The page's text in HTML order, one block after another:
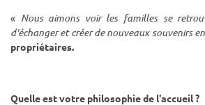
« Nous aimons voir les familles se
d'échanger et créer de nouveaux souvenirs
propriétaires.
Quelle est votre philosophie de l'accueil ?